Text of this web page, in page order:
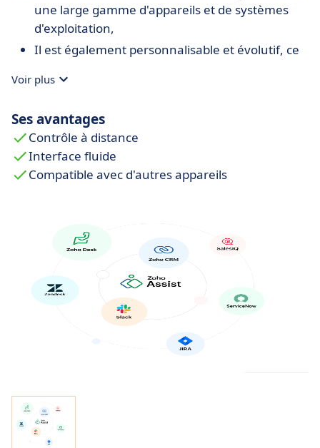
une large gamme d'appareils et de systèmes
d'exploitation,
Il est également personnalisable et évolutif, ce
tailles.
Voir plus
Ses avantages
Contrôle à distance
Interface fluide
Compatible avec d'autres appareils